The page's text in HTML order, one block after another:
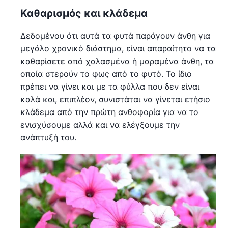
Καθαρισμός και κλάδεμα
Δεδομένου ότι αυτά τα φυτά παράγουν άνθη για
μεγάλο χρονικό διάστημα, είναι απαραίτητο να τα
καθαρίσετε από χαλασμένα ή μαραμένα άνθη, τα
οποία στερούν το φως από το φυτό. Το ίδιο
πρέπει να γίνει και με τα φύλλα που δεν είναι
καλά και, επιπλέον, συνιστάται να γίνεται ετήσιο
κλάδεμα από την πρώτη ανθοφορία για να το
ενισχύσουμε αλλά και να ελέγξουμε την
ανάπτυξή του.